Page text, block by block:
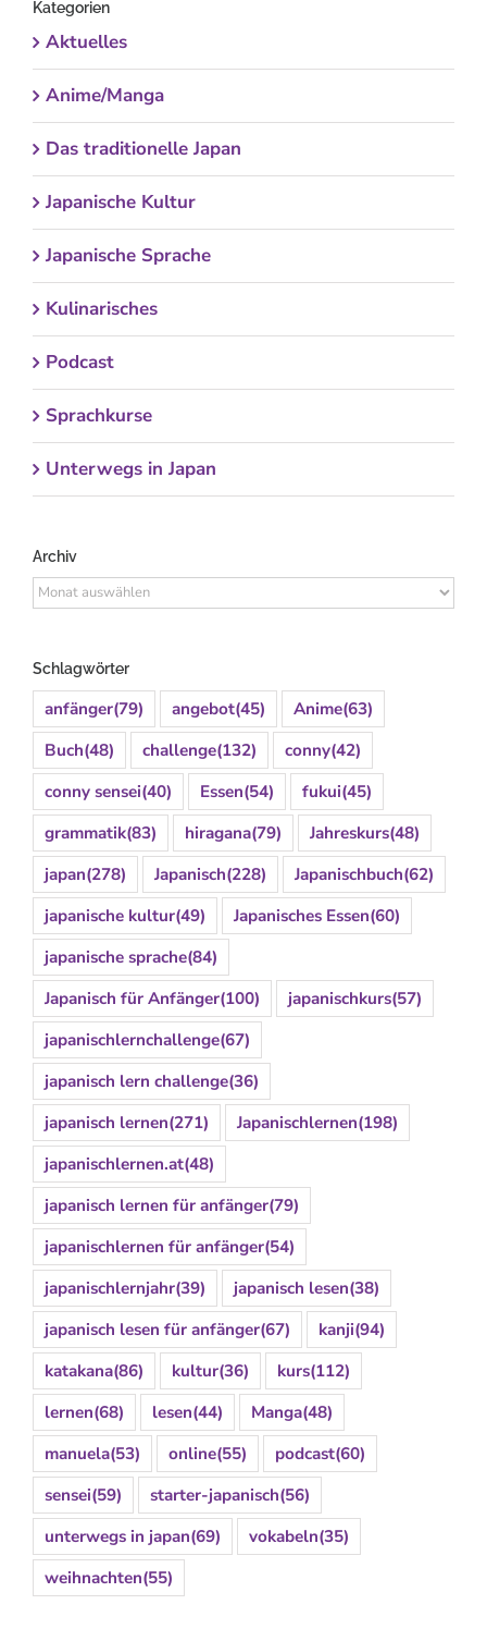
Kategorien
Aktuelles
Anime/Manga
Das traditionelle Japan
Japanische Kultur
Japanische Sprache
Kulinarisches
Podcast
Sprachkurse
Unterwegs in Japan
Archiv
Archiv
Schlagwörter
anfänger(79) angebot(45) Anime(63)
Buch(48) challenge(132) conny(42)
conny sensei(40) Essen(54) fukui(45)
grammatik(83) hiragana(79) Jahreskurs(48)
japan(278) Japanisch(228) Japanischbuch(62)
japanische kultur(49) Japanisches Essen(60)
japanische sprache(84)
Japanisch für Anfänger(100) japanischkurs(57)
japanischlernchallenge(67)
japanisch lern challenge(36)
japanisch lernen(271) Japanischlernen(198)
japanischlernen.at(48)
japanisch lernen für anfänger(79)
japanischlernen für anfänger(54)
japanischlernjahr(39) japanisch lesen(38)
japanisch lesen für anfänger(67) kanji(94)
katakana(86) kultur(36) kurs(112)
lernen(68) lesen(44) Manga(48)
manuela(53) online(55) podcast(60)
sensei(59) starter-japanisch(56)
unterwegs in japan(69) vokabeln(35)
weihnachten(55)